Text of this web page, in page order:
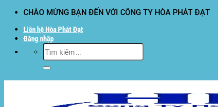
dung
CHÀO MỪNG BẠN ĐẾN VỚI CÔNG TY HÒA PHÁT ĐẠT
Liên hệ Hòa Phát Đạt
Đăng nhập
Tìm
kiếm: